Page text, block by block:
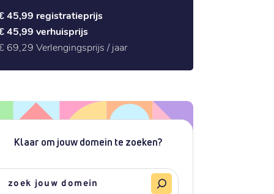
45,99 registratieprijs
45,99 verhuisprijs
69,29 Verlengingsprijs / jaar
Klaar om jouw domein te zoeken?